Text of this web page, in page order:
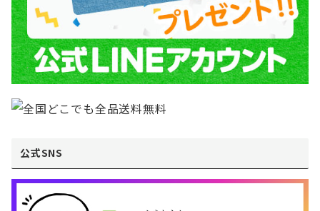
公式SNS